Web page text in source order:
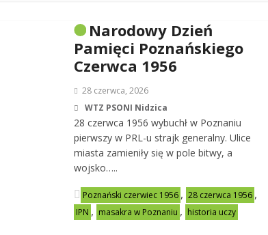
Narodowy Dzień
Pamięci Poznańskiego
Czerwca 1956
28 czerwca, 2026
WTZ PSONI Nidzica
28 czerwca 1956 wybuchł w Poznaniu
pierwszy w PRL-u strajk generalny. Ulice
miasta zamieniły się w pole bitwy, a
wojsko…..
Poznański czerwiec 1956 , 28 czerwca 1956 ,
IPN , masakra w Poznaniu , historia uczy